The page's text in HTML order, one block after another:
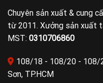
Chuyên sản xuất & cung
từ 2011. Xưởng sản xuất
MST: 0310706860
108/18 - 108/20 - 108/
Sơn, TP.HCM